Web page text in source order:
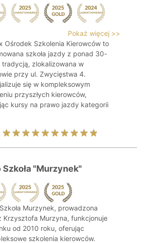
Pokaż więcej >>
Ośrodek Szkolenia Kierowców to
szkoła jazdy z ponad 30-
tradycją, zlokalizowana w
przy ul. Zwycięstwa 4.
się w kompleksowym
przyszłych kierowców,
kursy na prawo jazdy kategorii
Szkoła "Murzynek"
Murzynek, prowadzona
Krzysztofa Murzyna, funkcjonuje
od 2010 roku, oferując
szkolenia kierowców.